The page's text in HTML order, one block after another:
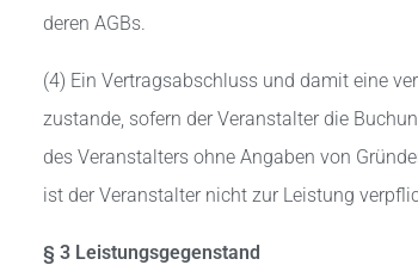
deren AGBs.
(4) Ein Vertragsabschluss und damit eine
zustande, sofern der Veranstalter die
des Veranstalters ohne Angaben von
ist der Veranstalter nicht zur Leistung
§ 3 Leistungsgegenstand